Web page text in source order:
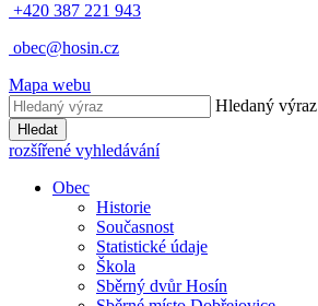
+420 387 221 943
obec@hosin.cz
Mapa webu
Hledaný výraz
Hledat
rozšířené vyhledávání
Obec
Historie
Současnost
Statistické údaje
Škola
Sběrný dvůr Hosín